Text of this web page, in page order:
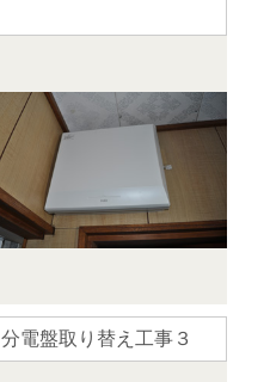
分電盤取り替え工事３